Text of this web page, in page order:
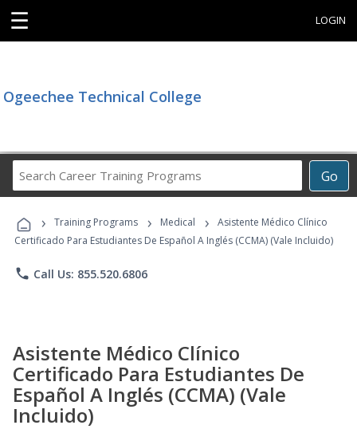
☰ LOGIN
Ogeechee Technical College
Go
Career
Programs
› Training Programs › Medical ›
Asistente Médico Clínico
Certificado Para Estudiantes De Español A Inglés (CCMA) (Vale Incluido)
phone Call Us: 855.520.6806
Asistente Médico Clínico
Certificado Para Estudiantes De
Español A Inglés (CCMA) (Vale
Incluido)